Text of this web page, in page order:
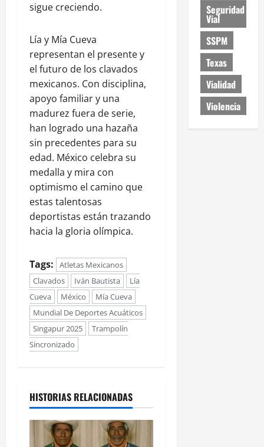
sigue creciendo.
Lía y Mía Cueva
representan el presente y
el futuro de los clavados
mexicanos. Con disciplina,
apoyo familiar y una
madurez fuera de serie,
han logrado una hazaña
sin precedentes para su
edad. México celebra su
medalla y mira con
optimismo el camino que
estas talentosas
deportistas están trazando
hacia la gloria olímpica.
Tags:
Atletas Mexicanos
Clavados
Iván Bautista
Lía
Cueva
México
Mía Cueva
Mundial De Deportes Acuáticos
Singapur 2025
Trampolín
Sincronizado
HISTORIAS RELACIONADAS
Seguridad
Vial
SSPM
Texas
Vialidad
Violencia